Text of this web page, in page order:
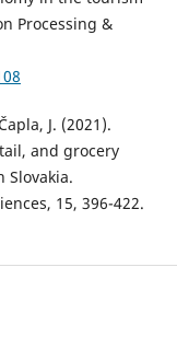
Processing &
J. (2021).
and grocery
Slovakia.
15, 396-422.